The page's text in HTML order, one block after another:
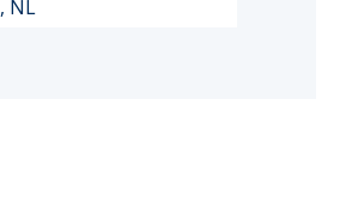
NL